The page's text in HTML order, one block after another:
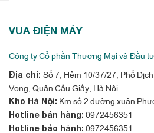
VUA ĐIỆN MÁY
Công ty Cổ phần Thương Mại và Đầu
Địa chỉ: Số 7, Hẻm 10/37/27, Phố
Vọng, Quận Cầu Giấy, Hà Nội
Kho Hà Nội: Km số 2 đường xuân
Hotline bán hàng: 0972456351
Hotline bảo hành: 0972456351